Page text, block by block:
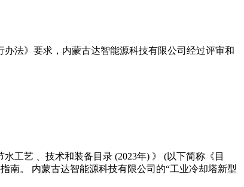
法》要求，内蒙古达智能源科技有限公司经过评审和
工艺 、技术和装备目录 (2023年) 》 (以下简称《目
南。 内蒙古达智能源科技有限公司的“工业冷却塔新型